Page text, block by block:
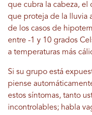
que cubra la cabeza, el
que proteja de la lluvia
de los casos de
entre -1 y 10 grados
a temperaturas más
Si su grupo está
piense
estos síntomas, tanto
incontrolables; habla